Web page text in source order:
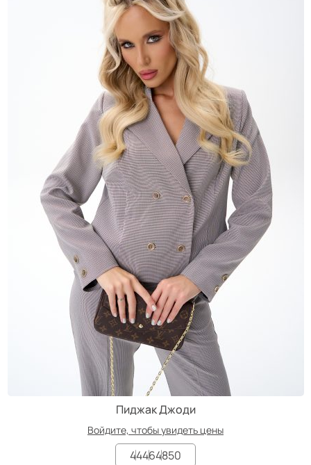
Пиджак Джоди
Войдите, чтобы увидеть цены
44464850